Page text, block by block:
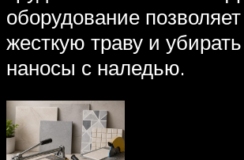
оборудование позволяет
жесткую траву и
наносы с наледью.